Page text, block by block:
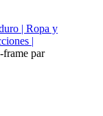
| Ropa y
|
par